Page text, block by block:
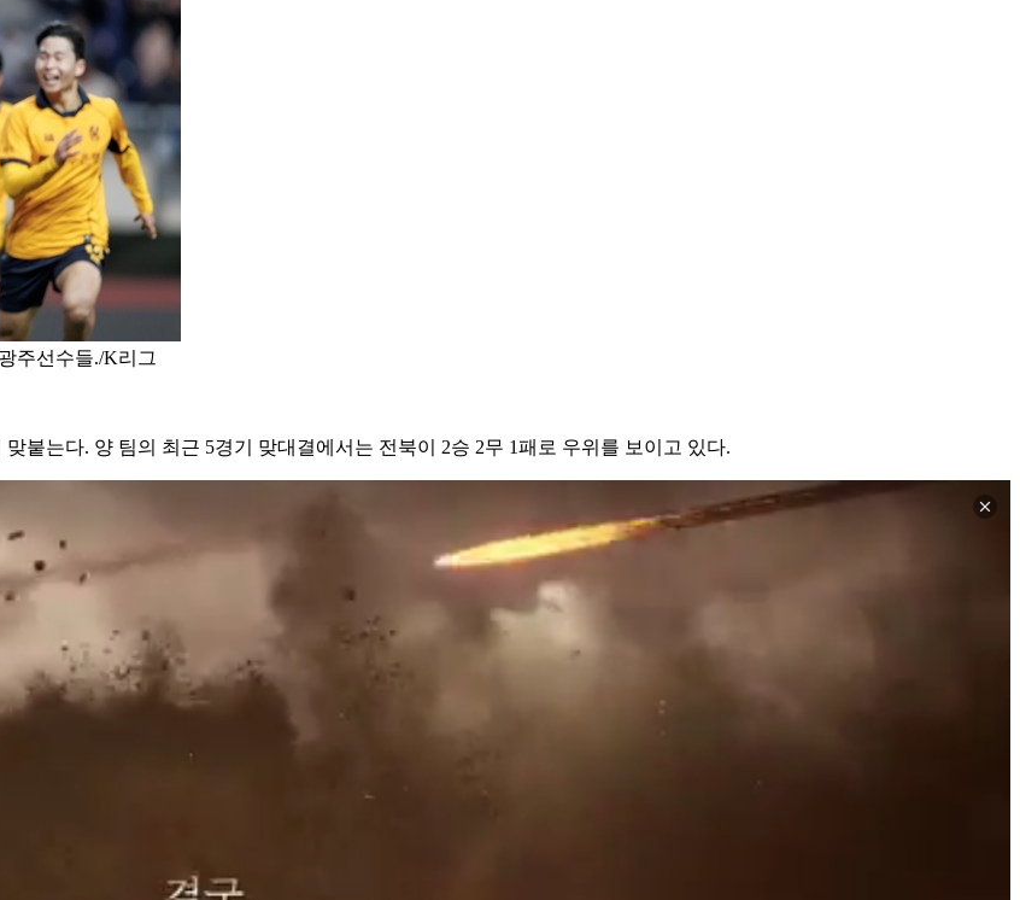
주선수들./K리그
붙는다. 양 팀의 최근 5경기 맞대결에서는 전북이 2승 2무 1패로 우위를 보이고 있다.